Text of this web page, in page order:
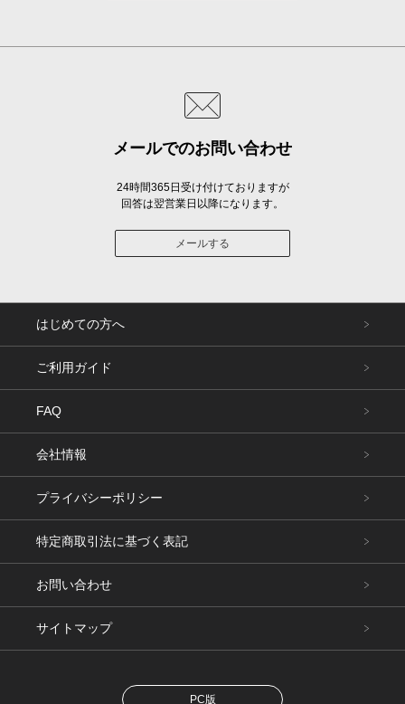
メールでのお問い合わせ
24時間365日受け付けておりますが
回答は翌営業日以降になります。
メールする
はじめての方へ
ご利用ガイド
FAQ
会社情報
プライバシーポリシー
特定商取引法に基づく表記
お問い合わせ
サイトマップ
PC版